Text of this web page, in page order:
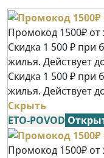
Промокод 1500₽ от
Скидка 1 500 ₽ при
жилья. Действует
Скидка 1 500 ₽ при
жилья. Действует
Скрыть
ETO-POVOD
Промокод 1500₽ от